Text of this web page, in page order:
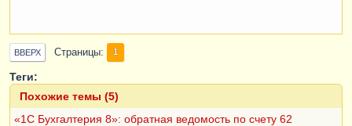
ВВЕРХ Страницы 1
Теги:
Похожие темы (5)
«1С Бухгалтерия 8»: обратная ведомость по счету 62